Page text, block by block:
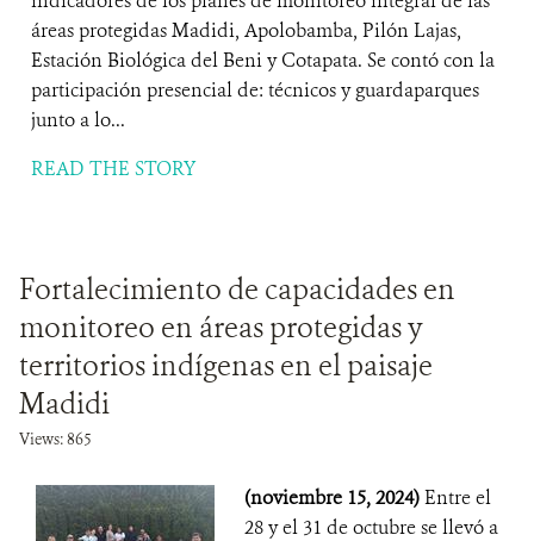
áreas protegidas Madidi, Apolobamba, Pilón Lajas,
Estación Biológica del Beni y Cotapata. Se contó con la
participación presencial de: técnicos y guardaparques
junto a lo...
READ THE STORY
Fortalecimiento de capacidades en
monitoreo en áreas protegidas y
territorios indígenas en el paisaje
Madidi
Views: 865
(noviembre 15, 2024)Entre el
28 y el 31 de octubre se llevó a